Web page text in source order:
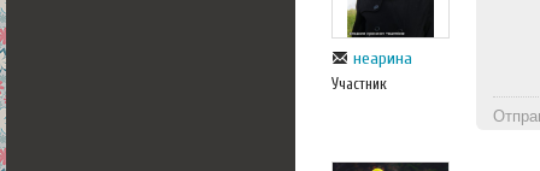
неарина
Участник